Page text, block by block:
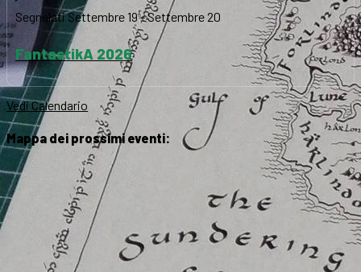
SegnalatiSettembre 19-Settembre 20
FantastikA 2026
Vedi Calendario
Mappa dei prossimi eventi: